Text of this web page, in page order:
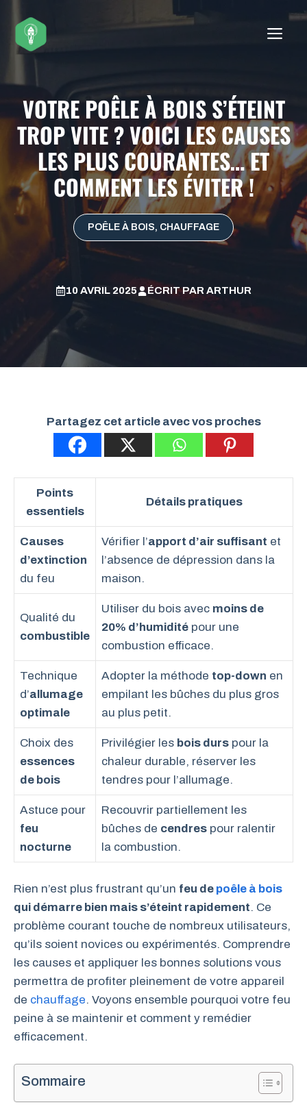
contenu
VOTRE POÊLE À BOIS S’ÉTEINT
TROP VITE ? VOICI LES CAUSES
LES PLUS COURANTES… ET
COMMENT LES ÉVITER !
POÊLE À BOIS, CHAUFFAGE
10 AVRIL 2025 ÉCRIT PAR ARTHUR
Partagez cet article avec vos proches
Points
essentiels
Détails pratiques
Causes
d’extinction
du feu
Vérifier l’apport d’air suffisant et
l’absence de dépression dans la
maison.
Qualité du
combustible
Utiliser du bois avec moins de
20% d’humidité pour une
combustion efficace.
Technique
d’allumage
optimale
Adopter la méthode top-down en
empilant les bûches du plus gros
au plus petit.
Choix des
essences
de bois
Privilégier les bois durs pour la
chaleur durable, réserver les
tendres pour l’allumage.
Astuce pour
feu
nocturne
Recouvrir partiellement les
bûches de cendres pour ralentir
la combustion.
Rien n’est plus frustrant qu’un feu de poêle à bois
qui démarre bien mais s’éteint rapidement. Ce
problème courant touche de nombreux utilisateurs,
qu’ils soient novices ou expérimentés. Comprendre
les causes et appliquer les bonnes solutions vous
permettra de profiter pleinement de votre appareil
de chauffage. Voyons ensemble pourquoi votre feu
peine à se maintenir et comment y remédier
efficacement.
Sommaire